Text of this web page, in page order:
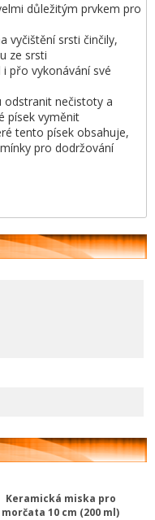
důležitým prvkem pro
vyčištění srsti činčily,
ze srsti
přo vykonávání své
odstranit nečistoty a
písek vyměnit
tento písek obsahuje,
pro dodržování
Keramická miska pro
morčata 10 cm (200 ml)